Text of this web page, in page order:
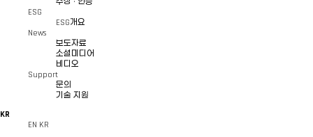
ESG
ESG개요
News
보도자료
소셜미디어
비디오
Support
문의
기술 지원
KR
EN KR